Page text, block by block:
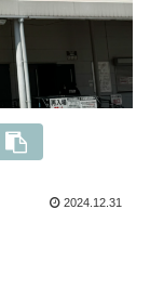
2024.12.31